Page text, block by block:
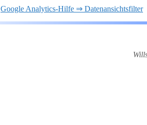
Google Analytics-Hilfe ⇒ Datenansichtsfilter